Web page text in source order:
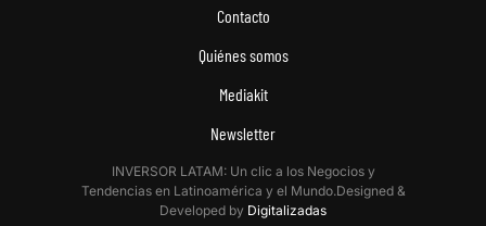
Contacto
Quiénes somos
Mediakit
Newsletter
INVERSOR LATAM: Un clic a los Negocios y
Tendencias en Latinoamérica y el Mundo.Designed &
Developed by Digitalizadas